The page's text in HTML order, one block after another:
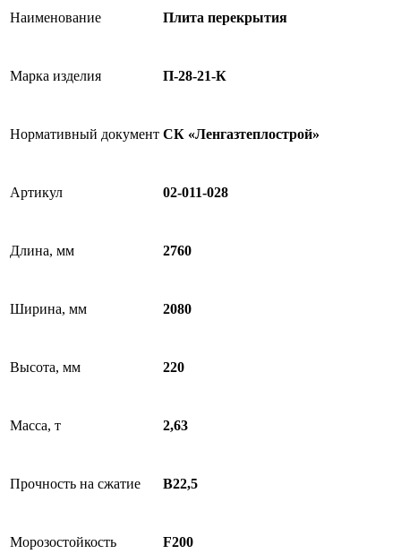
Наименование Плита перекрытия
Марка изделия П-28-21-К
Нормативный документ СК «Ленгазтеплострой»
Артикул 02-011-028
Длина, мм 2760
Ширина, мм 2080
Высота, мм 220
Масса, т 2,63
Прочность на сжатие В22,5
Морозостойкость F200